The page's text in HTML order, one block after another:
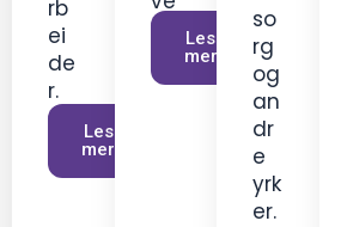
rb
ei
de
r.
Les
mer
n.
Les
mer
so
rg
og
an
dr
e
yrk
er.